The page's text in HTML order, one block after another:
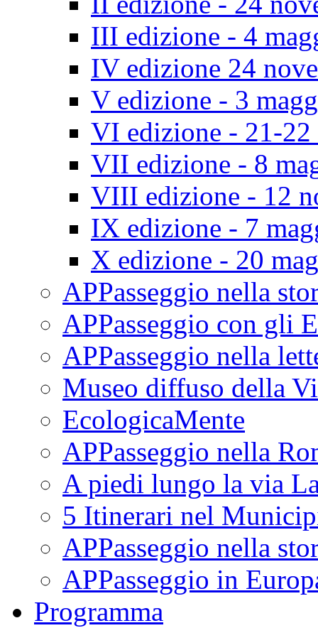
III edizione - 4
IV edizione 24
V edizione - 3
VI edizione - 21-22
VII edizione - 8
VIII edizione - 12
IX edizione - 7
X edizione - 20
APPasseggio nella
APPasseggio con gli
APPasseggio nella
Museo diffuso della
EcologicaMente
APPasseggio nella
A piedi lungo la via
5 Itinerari nel
APPasseggio nella
APPasseggio in
Programma